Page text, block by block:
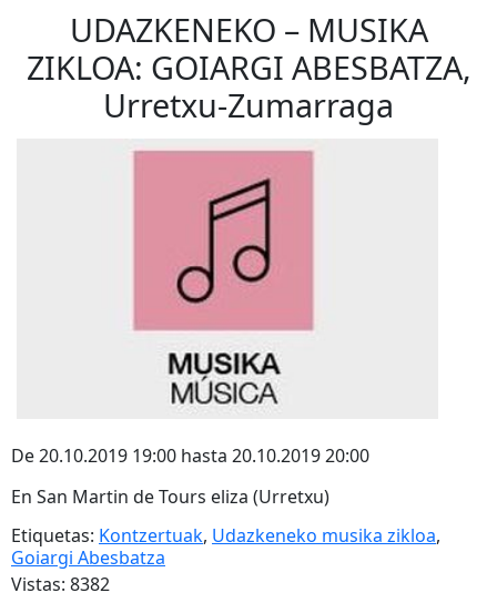
UDAZKENEKO – MUSIKA
ZIKLOA: GOIARGI ABESBATZA,
Urretxu-Zumarraga
De 20.10.2019 19:00 hasta 20.10.2019 20:00
En San Martin de Tours eliza (Urretxu)
Etiquetas: Kontzertuak, Udazkeneko musika zikloa,
Goiargi Abesbatza
Vistas: 8382